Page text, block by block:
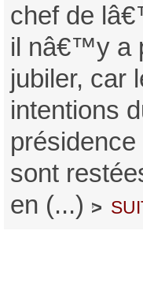
chef de
il nâ€™y a
jubiler, car
intentions
sont
en (...) >